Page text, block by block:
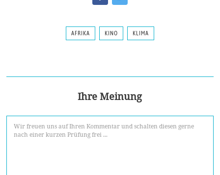
AFRIKA KINO KLIMA
Ihre Meinung